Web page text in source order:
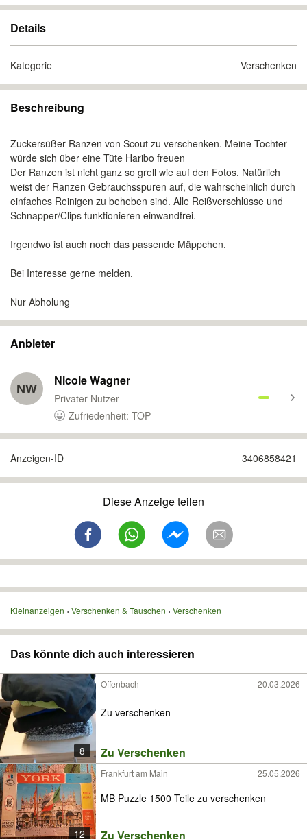
Details
Kategorie Verschenken
Beschreibung
Zuckersüßer Ranzen von Scout zu verschenken. Meine Tochter
würde sich über eine Tüte Haribo freuen
Der Ranzen ist nicht ganz so grell wie auf den Fotos. Natürlich
weist der Ranzen Gebrauchsspuren auf, die wahrscheinlich durch
einfaches Reinigen zu beheben sind. Alle Reißverschlüsse und
Schnapper/Clips funktionieren einwandfrei.
Irgendwo ist auch noch das passende Mäppchen.
Bei Interesse gerne melden.
Nur Abholung
Anbieter
NW Nicole Wagner
Privater Nutzer
Zufriedenheit: TOP
Anzeigen-ID 3406858421
Diese Anzeige teilen
Kleinanzeigen Verschenken & Tauschen Verschenken
Das könnte dich auch interessieren
8
Offenbach 20.03.2026
Zu verschenken
Zu Verschenken
12
Frankfurt am Main 25.05.2026
MB Puzzle 1500 Teile zu verschenken
Zu Verschenken